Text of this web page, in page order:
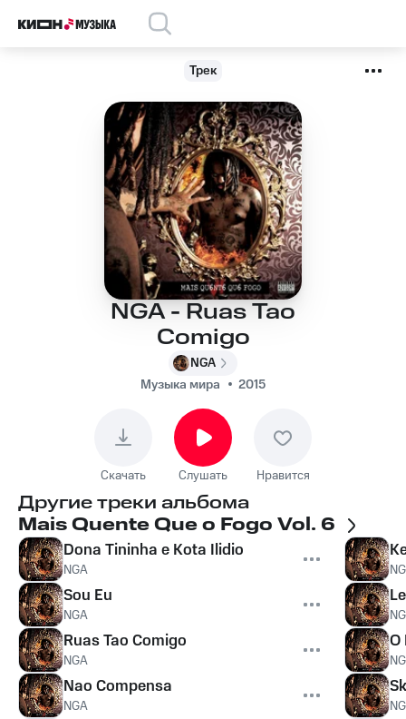
Трек
NGA - Ruas Tao
Comigo
NGA
Музыка мира
2015
Скачать Слушать Нравится
Другие треки альбома
Mais Quente Que o Fogo Vol. 6
Dona Tininha e Kota Ilidio
NGA
Sou Eu
NGA
Ruas Tao Comigo
NGA
Nao Compensa
NGA
O